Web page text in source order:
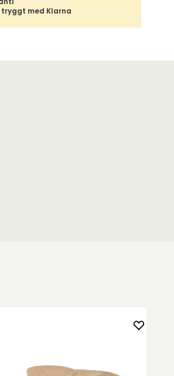
med Klarna